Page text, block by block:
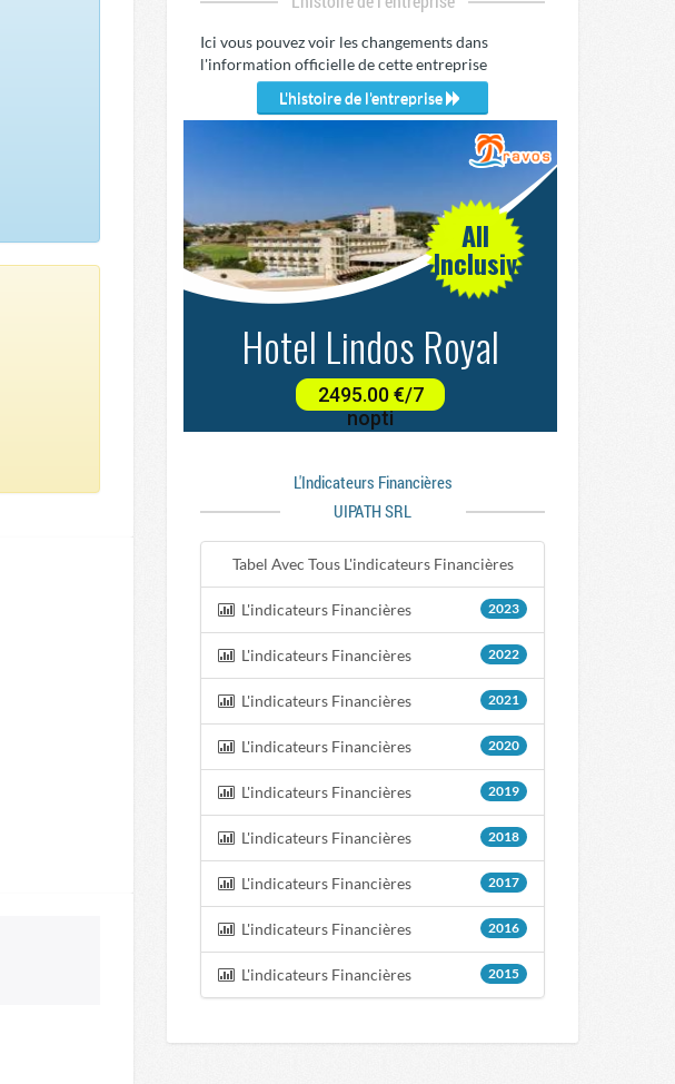
Ici vous pouvez voir les changements dans
l'information officielle de cette entreprise
L'histoire de l'entreprise
L'indicateurs Financières
UIPATH SRL
Tabel Avec Tous L'indicateurs Financières
L'indicateurs Financières 2023
L'indicateurs Financières 2022
L'indicateurs Financières 2021
L'indicateurs Financières 2020
L'indicateurs Financières 2019
L'indicateurs Financières 2018
L'indicateurs Financières 2017
L'indicateurs Financières 2016
L'indicateurs Financières 2015